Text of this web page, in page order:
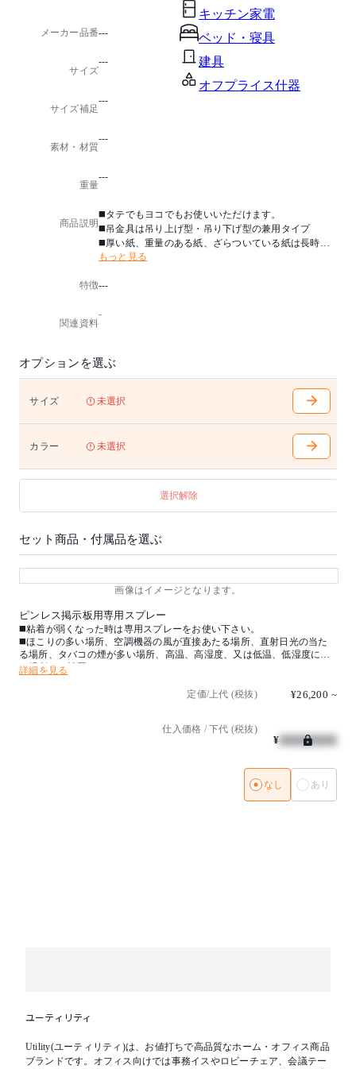
キッチン家電
ベッド・寝具
建具
オフプライス什器
メーカー品番---
サイズ
---
サイズ補足
---
素材・材質
---
重量
---
商品説明
◼️タテでもヨコでもお使いいただけます。
◼️吊金具は吊り上げ型・吊り下げ型の兼用タイプ
◼️厚い紙、重量のある紙、ざらついている紙は長時間
の掲示で落下するおそれがあります。
◼️新聞紙・わら半紙など、紙の種類によっては、取り
があります。
◼️およそ300回の脱着性能がありますが、設置環境によ
って変化します。
もっと見る
特徴---
関連資料
-
オプションを選ぶ
サイズ 未選択
カラー 未選択
選択解除
セット商品・付属品を選ぶ
画像はイメージとなります。
ピンレス掲示板用専用スプレー
◼️粘着が弱くなった時は専用スプレーをお使い下さい。
◼️ほこりの多い場所、空調機器の風が直接あたる場所、直射日光の当た
る場所、タバコの煙が多い場所、高温、高湿度、又は低温、低湿度にな
る場所には設置しないで下さい。
詳細を見る
定価/上代 (税抜) ¥26,200 ~
仕入価格 / 下代 (税抜)
¥
なし あり
ユーティリティ
Utility(ユーティリティ)は、お値打ちで高品質なホーム・オフィス商品
ブランドです。オフィス向けでは事務イスやロビーチェア、会議テー